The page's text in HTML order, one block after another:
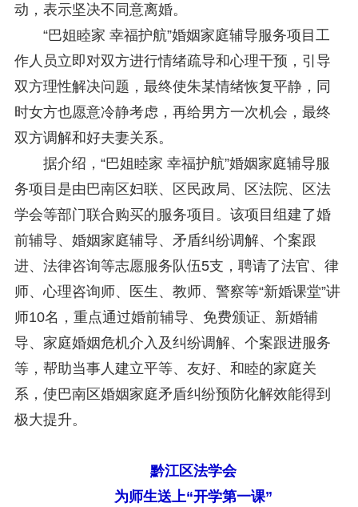
第二十届西部法治论坛暨法治宁夏论坛拟获奖论文公示 2025-09-07
征稿启事 2025-08-28
中国法学会2025年度部级法学研究课题立项公告 2025-07-20
中国法学会2025年度部级法学研究课题立项公示公告 2025-07-08
2025-05-20
关于开展“2025年青年普法志愿者法治文化基层行”活动的通知 2025-04-22
动，表示坚决不同意离婚。
“巴姐睦家 幸福护航”婚姻家庭辅导服务项目工
作人员立即对双方进行情绪疏导和心理干预，引导
双方理性解决问题，最终使朱某情绪恢复平静，同
时女方也愿意冷静考虑，再给男方一次机会，最终
双方调解和好夫妻关系。
据介绍，“巴姐睦家 幸福护航”婚姻家庭辅导服
务项目是由巴南区妇联、区民政局、区法院、区法
学会等部门联合购买的服务项目。该项目组建了婚
前辅导、婚姻家庭辅导、矛盾纠纷调解、个案跟
进、法律咨询等志愿服务队伍5支，聘请了法官、律
师、心理咨询师、医生、教师、警察等“新婚课堂”讲
师10名，重点通过婚前辅导、免费颁证、新婚辅
导、家庭婚姻危机介入及纠纷调解、个案跟进服务
等，帮助当事人建立平等、友好、和睦的家庭关
系，使巴南区婚姻家庭矛盾纠纷预防化解效能得到
极大提升。
黔江区法学会
为师生送上“开学第一课”